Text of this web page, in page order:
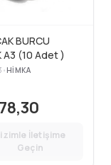
BURCU
A3 (10 Adet )
• HIMKA
İletişime
Geçin